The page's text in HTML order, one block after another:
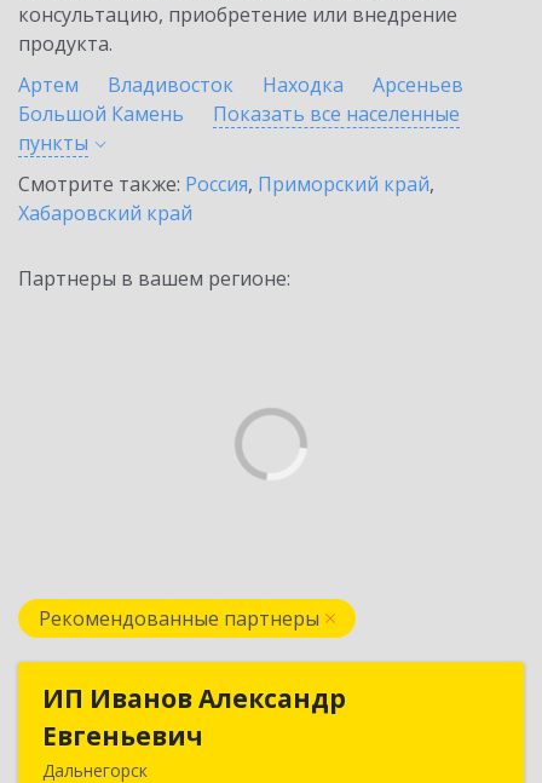
консультацию, приобретение или внедрение
продукта.
Артем
Владивосток Находка
Арсеньев
Большой Камень
Показать все населенные
пункты
Смотрите также: Россия, Приморский край,
Хабаровский край
Партнеры в вашем регионе:
Рекомендованные партнеры
ИП Иванов Александр
Евгеньевич
Дальнегорск
ИП Иванов Александр